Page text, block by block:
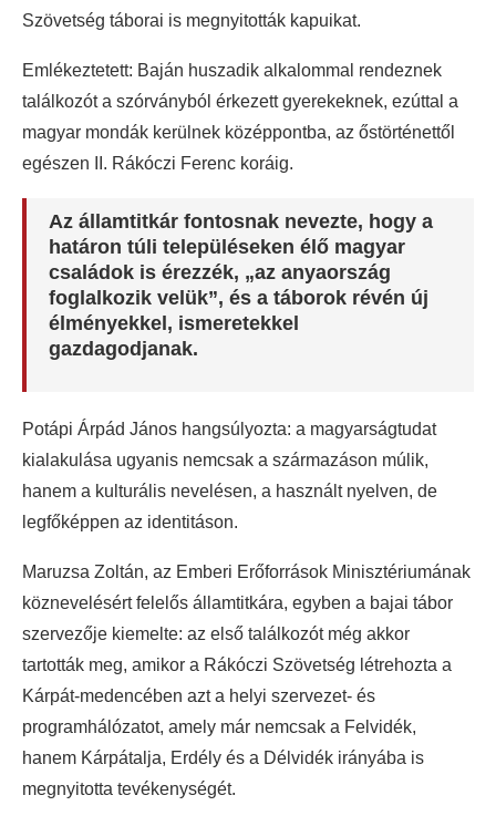
Szövetség táborai is megnyitották kapuikat.
Emlékeztetett: Baján huszadik alkalommal rendeznek
találkozót a szórványból érkezett gyerekeknek, ezúttal a
magyar mondák kerülnek középpontba, az őstörténettől
egészen II. Rákóczi Ferenc koráig.
Az államtitkár fontosnak nevezte, hogy a
határon túli településeken élő magyar
családok is érezzék, „az anyaország
foglalkozik velük”, és a táborok révén új
élményekkel, ismeretekkel
gazdagodjanak.
Potápi Árpád János hangsúlyozta: a magyarságtudat
kialakulása ugyanis nemcsak a származáson múlik,
hanem a kulturális nevelésen, a használt nyelven, de
legfőképpen az identitáson.
Maruzsa Zoltán, az Emberi Erőforrások Minisztériumának
köznevelésért felelős államtitkára, egyben a bajai tábor
szervezője kiemelte: az első találkozót még akkor
tartották meg, amikor a Rákóczi Szövetség létrehozta a
Kárpát-medencében azt a helyi szervezet- és
programhálózatot, amely már nemcsak a Felvidék,
hanem Kárpátalja, Erdély és a Délvidék irányába is
megnyitotta tevékenységét.